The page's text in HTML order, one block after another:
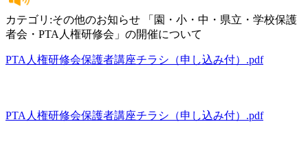
カテゴリ:その他のお知らせ 「園・小・中・県立・学校保護
者会・PTA人権研修会」の開催について
PTA人権研修会保護者講座チラシ（申し込み付）.pdf
PTA人権研修会保護者講座チラシ（申し込み付）.pdf